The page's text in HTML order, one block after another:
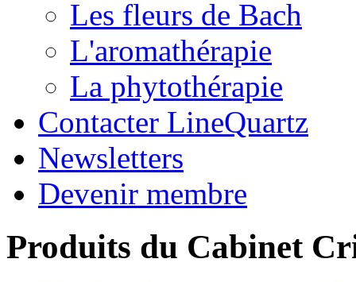
Les fleurs de Bach
L'aromathérapie
La phytothérapie
Contacter LineQuartz
Newsletters
Devenir membre
Produits du Cabinet